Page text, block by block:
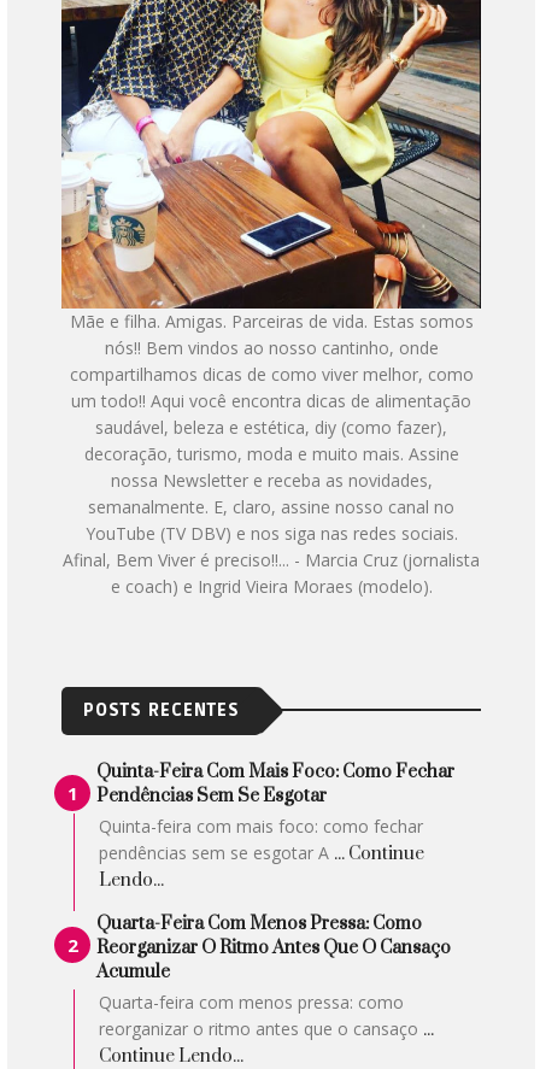
Mãe e filha. Amigas. Parceiras de vida. Estas somos
nós!! Bem vindos ao nosso cantinho, onde
compartilhamos dicas de como viver melhor, como
um todo!! Aqui você encontra dicas de alimentação
saudável, beleza e estética, diy (como fazer),
decoração, turismo, moda e muito mais. Assine
nossa Newsletter e receba as novidades,
semanalmente. E, claro, assine nosso canal no
YouTube (TV DBV) e nos siga nas redes sociais.
Afinal, Bem Viver é preciso!!... - Marcia Cruz (jornalista
e coach) e Ingrid Vieira Moraes (modelo).
POSTS RECENTES
Quinta-Feira Com Mais Foco: Como Fechar
Pendências Sem Se Esgotar
Quinta-feira com mais foco: como fechar
pendências sem se esgotar A ... Continue
Lendo...
Quarta-Feira Com Menos Pressa: Como
Reorganizar O Ritmo Antes Que O Cansaço
Acumule
Quarta-feira com menos pressa: como
reorganizar o ritmo antes que o cansaço ...
Continue Lendo...